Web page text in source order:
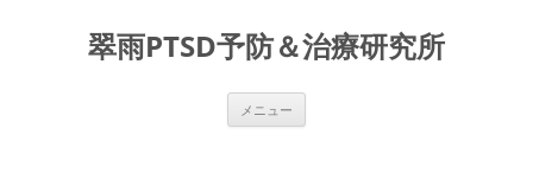
翠雨PTSD予防＆治療研究所
メニュー